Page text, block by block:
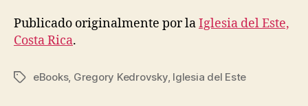
Publicado originalmente por laIglesia del Este,
Costa Rica.
Etiquetas
eBooks, Gregory Kedrovsky, Iglesia del Este